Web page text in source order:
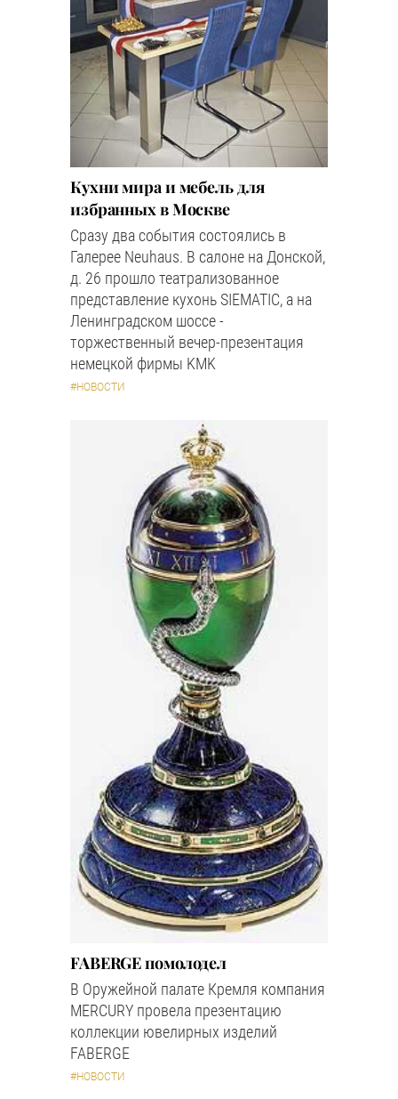
Кухни мира и мебель для
избранных в Москве
Сразу два события состоялись в
Галерее Neuhaus. В салоне на Донской,
д. 26 прошло театрализованное
представление кухонь SIEMATIC, а на
Ленинградском шоссе -
торжественный вечер-презентация
немецкой фирмы KMK
#НОВОСТИ
FABERGE помолодел
В Оружейной палате Кремля компания
MERCURY провела презентацию
коллекции ювелирных изделий
FABERGE
#НОВОСТИ